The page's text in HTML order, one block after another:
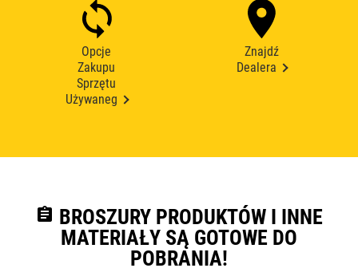
Opcje
Zakupu
Sprzętu
Używaneg
Znajdź
Dealera
assignment BROSZURY PRODUKTÓW I INNE
MATERIAŁY SĄ GOTOWE DO
POBRANIA!